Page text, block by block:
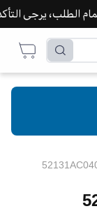
الطلب، يرجى التأكد من